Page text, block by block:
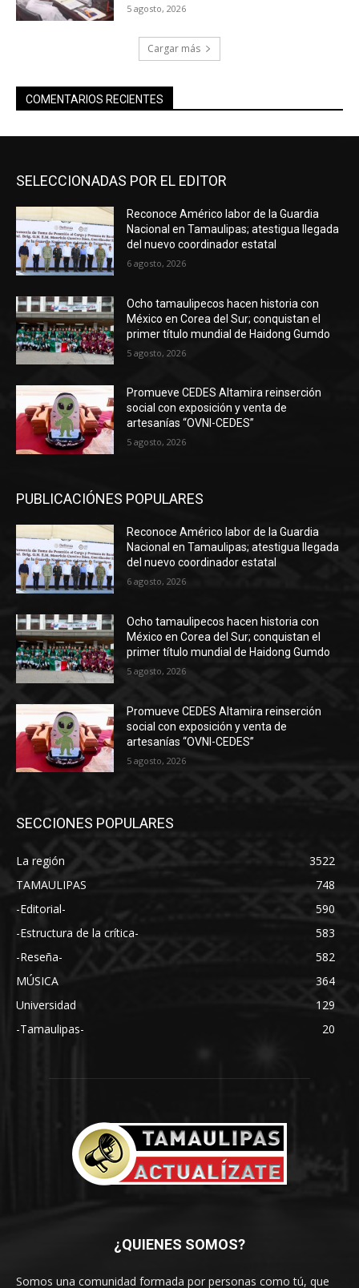
5 agosto, 2026
Cargar más
COMENTARIOS RECIENTES
SELECCIONADAS POR EL EDITOR
Reconoce Américo labor de la Guardia
Nacional en Tamaulipas; atestigua llegada
del nuevo coordinador estatal
6 agosto, 2026
Ocho tamaulipecos hacen historia con
México en Corea del Sur; conquistan el
primer título mundial de Haidong Gumdo
5 agosto, 2026
Promueve CEDES Altamira reinserción
social con exposición y venta de
artesanías “OVNI-CEDES”
5 agosto, 2026
PUBLICACIÓNES POPULARES
Reconoce Américo labor de la Guardia
Nacional en Tamaulipas; atestigua llegada
del nuevo coordinador estatal
6 agosto, 2026
Ocho tamaulipecos hacen historia con
México en Corea del Sur; conquistan el
primer título mundial de Haidong Gumdo
5 agosto, 2026
Promueve CEDES Altamira reinserción
social con exposición y venta de
artesanías “OVNI-CEDES”
5 agosto, 2026
SECCIONES POPULARES
La región
3522
TAMAULIPAS
748
-Editorial-
590
-Estructura de la crítica-
583
-Reseña-
582
MÚSICA
364
Universidad
129
-Tamaulipas-
20
¿QUIENES SOMOS?
Somos una comunidad formada por personas como tú, que